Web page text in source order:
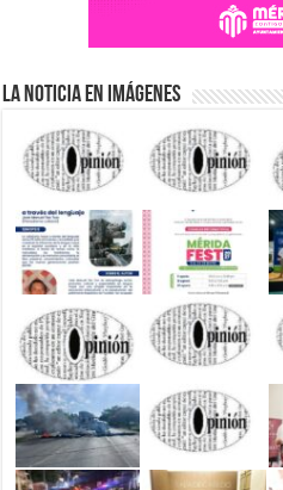
La Noticia en Imágenes